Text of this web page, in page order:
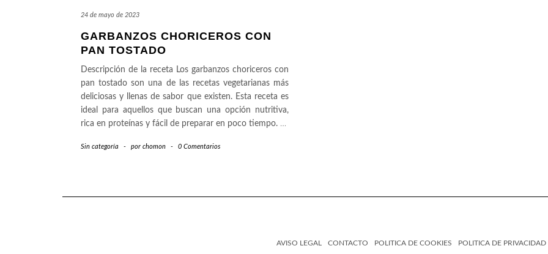
24 de mayo de 2023
GARBANZOS CHORICEROS CON
PAN TOSTADO
Descripción de la receta Los garbanzos choriceros con
pan tostado son una de las recetas vegetarianas más
deliciosas y llenas de sabor que existen. Esta receta es
ideal para aquellos que buscan una opción nutritiva,
rica en proteínas y fácil de preparar en poco tiempo. …
Sin categoría - por chomon - 0 Comentarios
AVISO LEGAL CONTACTO POLITICA DE COOKIES POLITICA DE PRIVACIDAD